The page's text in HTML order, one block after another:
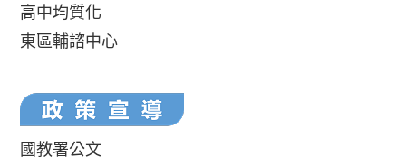
高中均質化
東區輔諮中心
國教署公文